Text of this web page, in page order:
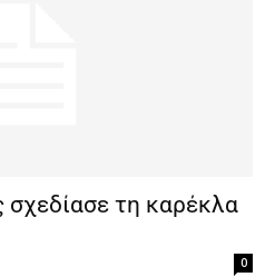
σχεδίασε τη καρέκλα
0